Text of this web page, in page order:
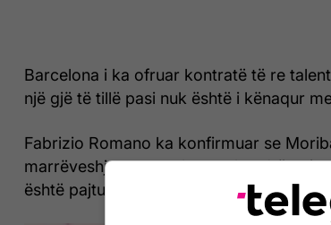
Barcelona i ka ofruar kontratë të re
një gjë të tillë pasi nuk është i kënaqur
Fabrizio Romano ka konfirmuar se
marrëveshje personale me skuadrën
është pajtuar për të nënshkruar për pesë